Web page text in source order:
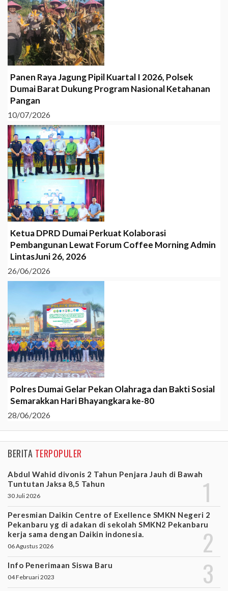
Panen Raya Jagung Pipil Kuartal I 2026, Polsek
Dumai Barat Dukung Program Nasional Ketahanan
Pangan
10/07/2026
Ketua DPRD Dumai Perkuat Kolaborasi
Pembangunan Lewat Forum Coffee Morning Admin
LintasJuni 26, 2026
26/06/2026
Polres Dumai Gelar Pekan Olahraga dan Bakti Sosial
Semarakkan Hari Bhayangkara ke-80
28/06/2026
BERITA TERPOPULER
Abdul Wahid divonis 2 Tahun Penjara Jauh di Bawah
Tuntutan Jaksa 8,5 Tahun
30 Juli 2026
Peresmian Daikin Centre of Exellence SMKN Negeri 2
Pekanbaru yg di adakan di sekolah SMKN2 Pekanbaru
kerja sama dengan Daikin indonesia.
06 Agustus 2026
Info Penerimaan Siswa Baru
04 Februari 2023